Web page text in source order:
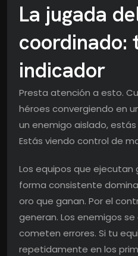
La jugada
coordinado:
indicador
Presta atención a esto.
héroes convergiendo en
un enemigo aislado,
Estás viendo control de
Los equipos que ejecutan
forma consistente
oro que ganan. Por el
generan. Los enemigos
cometen errores. Si tu
repetidamente en los